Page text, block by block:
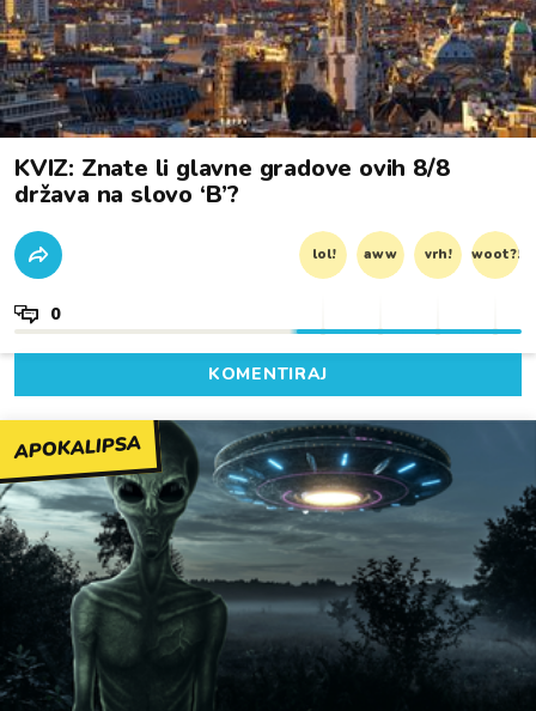
KVIZ: Znate li glavne gradove ovih 8/8
država na slovo ‘B’?
lol! aww vrh! woot?!
0
KOMENTIRAJ
APOKALIPSA